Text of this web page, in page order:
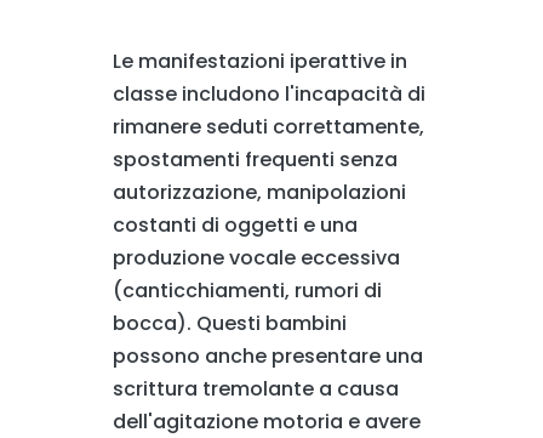
Le manifestazioni iperattive in
classe includono l'incapacità di
rimanere seduti correttamente,
spostamenti frequenti senza
autorizzazione, manipolazioni
costanti di oggetti e una
produzione vocale eccessiva
(canticchiamenti, rumori di
bocca). Questi bambini
possono anche presentare una
scrittura tremolante a causa
dell'agitazione motoria e avere